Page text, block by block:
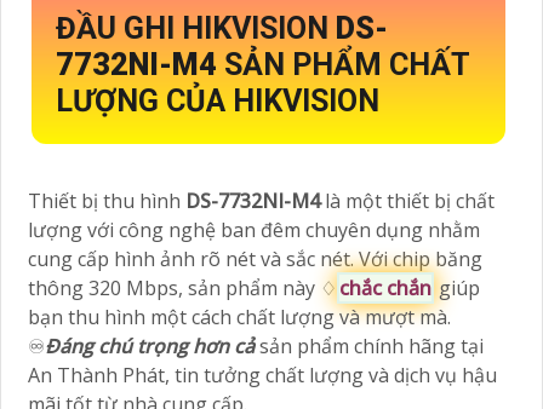
ĐẦU GHI HIKVISION DS-
7732NI-M4 SẢN PHẨM CHẤT
LƯỢNG CỦA HIKVISION
Thiết bị thu hình DS-7732NI-M4là một thiết bị chất
lượng với công nghệ ban đêm chuyên dụng nhằm
cung cấp hình ảnh rõ nét và sắc nét. Với chip băng
thông 320 Mbps, sản phẩm này ♢ chắc chắn giúp
bạn thu hình một cách chất lượng và mượt mà.
♾Đáng chú trọng hơn cảsản phẩm chính hãng tại
An Thành Phát, tin tưởng chất lượng và dịch vụ hậu
mãi tốt từ nhà cung cấp.